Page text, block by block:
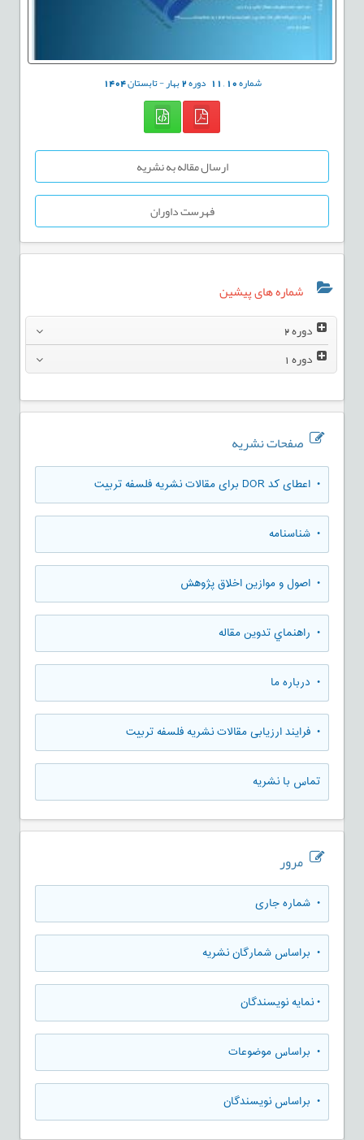
شماره10
,
11 دوره2بهار - تابستان1404
ارسال مقاله به نشریه
فهرست داوران
شماره های پیشین
دوره2
دوره1
صفحات نشریه
• اعطای کد DOR برای مقالات نشریه فلسفه تربیت
• شناسنامه
• اصول و موازین اخلاق پژوهش
• راهنماي تدوين مقاله
• درباره ما
• فرایند ارزیابی مقالات نشریه فلسفه تربیت
تماس با نشریه
مرور
• شماره جاری
• براساس شمارگان نشریه
•نمایه نویسندگان
• براساس موضوعات
• براساس نویسندگان